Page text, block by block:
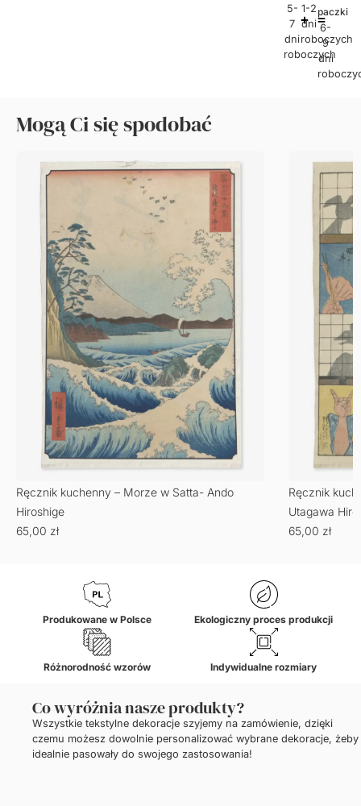
5-
7
dni
roboczych
1-2
dni
roboczych
paczki
6-
9
dni
Mogą Ci się spodobać
Ręcznik kuchenny – Morze w Satta- Ando
Hiroshige
65,00 zł
Ręcznik
Utagawa
65,00 zł
Produkowane w Polsce Ekologiczny proces produkcji
Różnorodność wzorów Indywidualne rozmiary
Co wyróżnia nasze produkty?
Wszystkie tekstylne dekoracje szyjemy na zamówienie, dzięki
czemu możesz dowolnie personalizować wybrane dekoracje, żeby
idealnie pasowały do swojego zastosowania!